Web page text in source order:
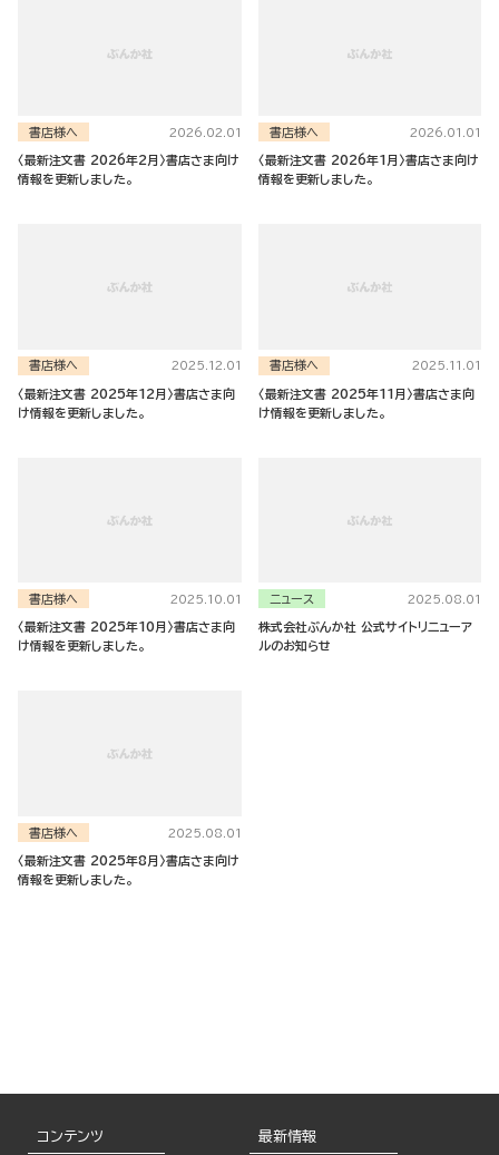
書店様へ 2026.02.01
〈最新注文書 2026年2月〉書店さま向け
情報を更新しました。
書店様へ 2026.01.01
〈最新注文書 2026年1月〉書店さま向け
情報を更新しました。
書店様へ 2025.12.01
〈最新注文書 2025年12月〉書店さま向
け情報を更新しました。
書店様へ 2025.11.01
〈最新注文書 2025年11月〉書店さま向
け情報を更新しました。
書店様へ 2025.10.01
〈最新注文書 2025年10月〉書店さま向
け情報を更新しました。
ニュース 2025.08.01
株式会社ぶんか社 公式サイトリニューア
ルのお知らせ
書店様へ 2025.08.01
〈最新注文書 2025年8月〉書店さま向け
情報を更新しました。
コンテンツ 最新情報